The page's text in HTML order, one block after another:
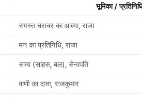
भूमिका /
समस्त चराचर का आत्मा, राजा
मन का प्रतिनिधि, राजा
सत्त्व (साहस, बल), सेनापति
वाणी का दाता, राजकुमार